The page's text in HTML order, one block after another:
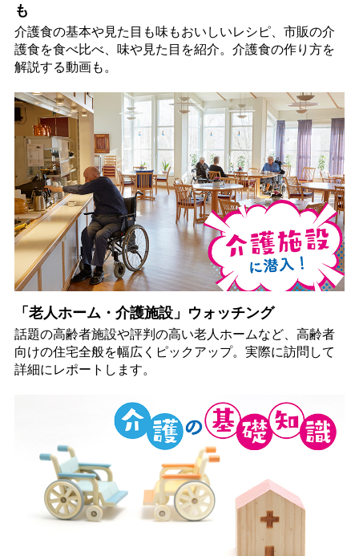
も
介護食の基本や見た目も味もおいしいレシピ、市販の介
護食を食べ比べ、味や見た目を紹介。介護食の作り方を
解説する動画も。
「老人ホーム・介護施設」ウォッチング
話題の高齢者施設や評判の高い老人ホームなど、高齢者
向けの住宅全般を幅広くピックアップ。実際に訪問して
詳細にレポートします。